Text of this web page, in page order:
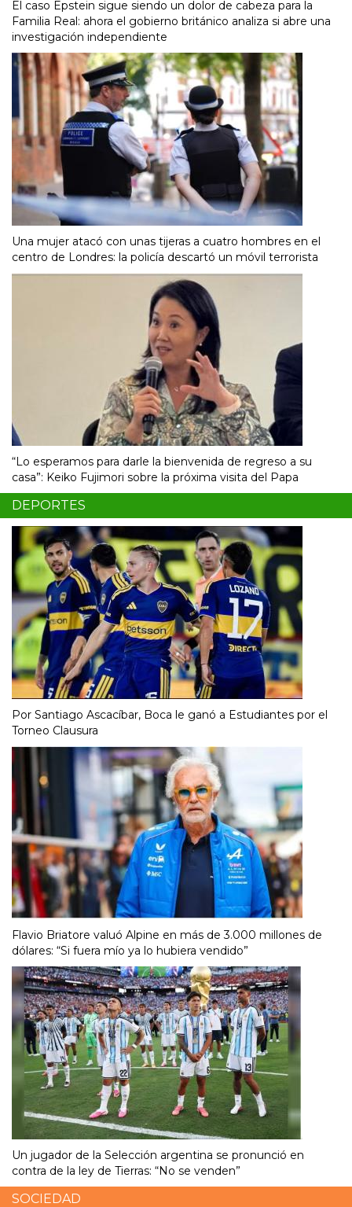
El caso Epstein sigue siendo un dolor de cabeza para la
Familia Real: ahora el gobierno británico analiza si abre una
investigación independiente
Una mujer atacó con unas tijeras a cuatro hombres en el
centro de Londres: la policía descartó un móvil terrorista
“Lo esperamos para darle la bienvenida de regreso a su
casa”: Keiko Fujimori sobre la próxima visita del Papa
DEPORTES
Por Santiago Ascacíbar, Boca le ganó a Estudiantes por el
Torneo Clausura
Flavio Briatore valuó Alpine en más de 3.000 millones de
dólares: “Si fuera mío ya lo hubiera vendido”
Un jugador de la Selección argentina se pronunció en
contra de la ley de Tierras: “No se venden”
SOCIEDAD